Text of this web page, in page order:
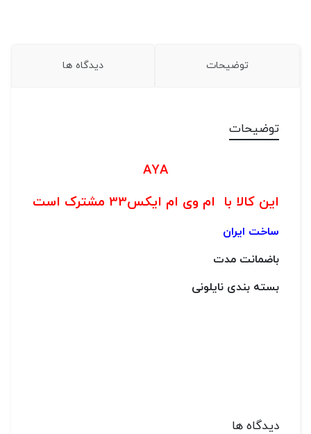
توضیحات دیدگاه ها
توضیحات
AYA
این کالا با ام وی ام ایکس33 مشترک است
ساخت ایران
باضمانت مدت
بسته بندی نایلونی
دیدگاه ها